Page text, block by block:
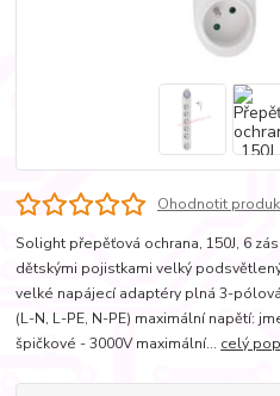
Ohodnotit
Solight přepěťová ochrana, 150J, 6
dětskými pojistkami velký
velké napájecí adaptéry plná 3-
(L-N, L-PE, N-PE) maximální napětí:
špičkové - 3000V maximální... celý